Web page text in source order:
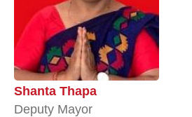
Shanta Thapa
Deputy Mayor